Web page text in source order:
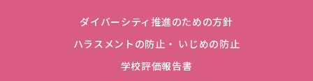
ダイバーシティ推進のための方針
ハラスメントの防止・ いじめの防止
学校評価報告書